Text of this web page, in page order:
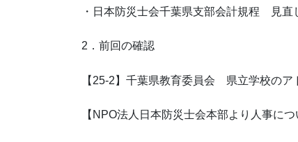
・日本防災士会千葉県支部会計規程 見直
2．前回の確認
【25-2】千葉県教育委員会 県立学校のア
【NPO法人日本防災士会本部より人事に